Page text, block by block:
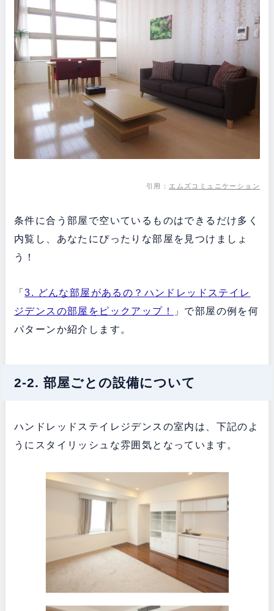
引用： エムズコミュニケーション
条件に合う部屋で空いているものはできるだけ多く
内覧し、あなたにぴったりな部屋を見つけましょ
う！
「3. どんな部屋があるの？ハンドレッドステイレ
ジデンスの部屋をピックアップ！
」で部屋の例を何
パターンか紹介します。
2-2. 部屋ごとの設備について
ハンドレッドステイレジデンスの室内は、下記のよ
うにスタイリッシュな雰囲気となっています。